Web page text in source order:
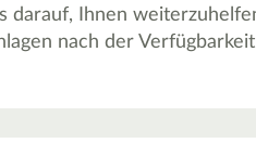
darauf, Ihnen
nach der